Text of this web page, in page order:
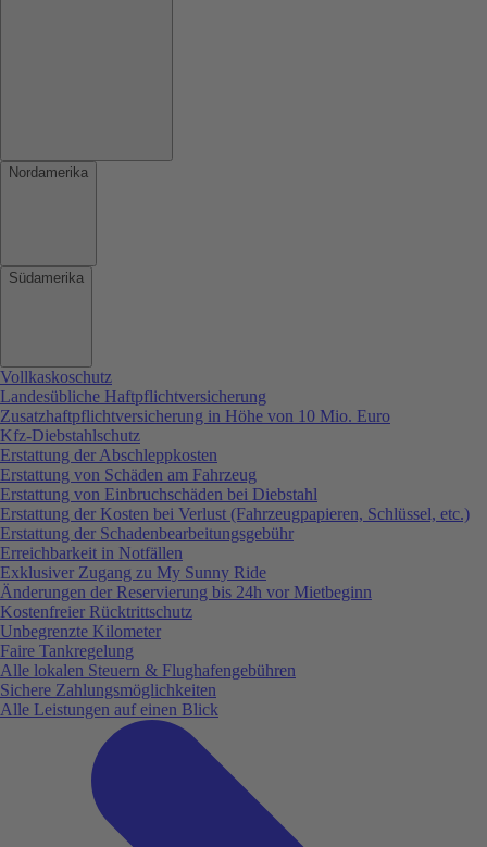
Nordamerika
Südamerika
Vollkaskoschutz
Landesübliche Haftpflichtversicherung
Zusatzhaftpflichtversicherung in Höhe von 10 Mio. Euro
Kfz-Diebstahlschutz
Erstattung der Abschleppkosten
Erstattung von Schäden am Fahrzeug
Erstattung von Einbruchschäden bei Diebstahl
Erstattung der Kosten bei Verlust (Fahrzeugpapieren, Schlüssel, etc.)
Erstattung der Schadenbearbeitungsgebühr
Erreichbarkeit in Notfällen
Exklusiver Zugang zu My Sunny Ride
Änderungen der Reservierung bis 24h vor Mietbeginn
Kostenfreier Rücktrittschutz
Unbegrenzte Kilometer
Faire Tankregelung
Alle lokalen Steuern & Flughafengebühren
Sichere Zahlungsmöglichkeiten
Alle Leistungen auf einen Blick